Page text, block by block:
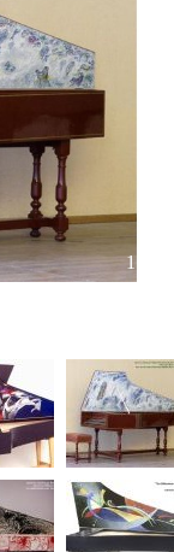
1 / 43